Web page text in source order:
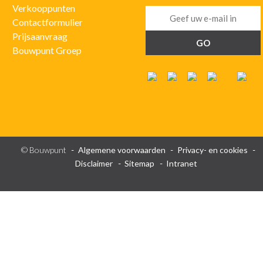
Verkooppunten
Contactformulier
Prijsaanvraag
Bouwpunt Groep
© Bouwpunt Algemene voorwaarden
Privacy- en cookies
Disclaimer
Sitemap Intranet